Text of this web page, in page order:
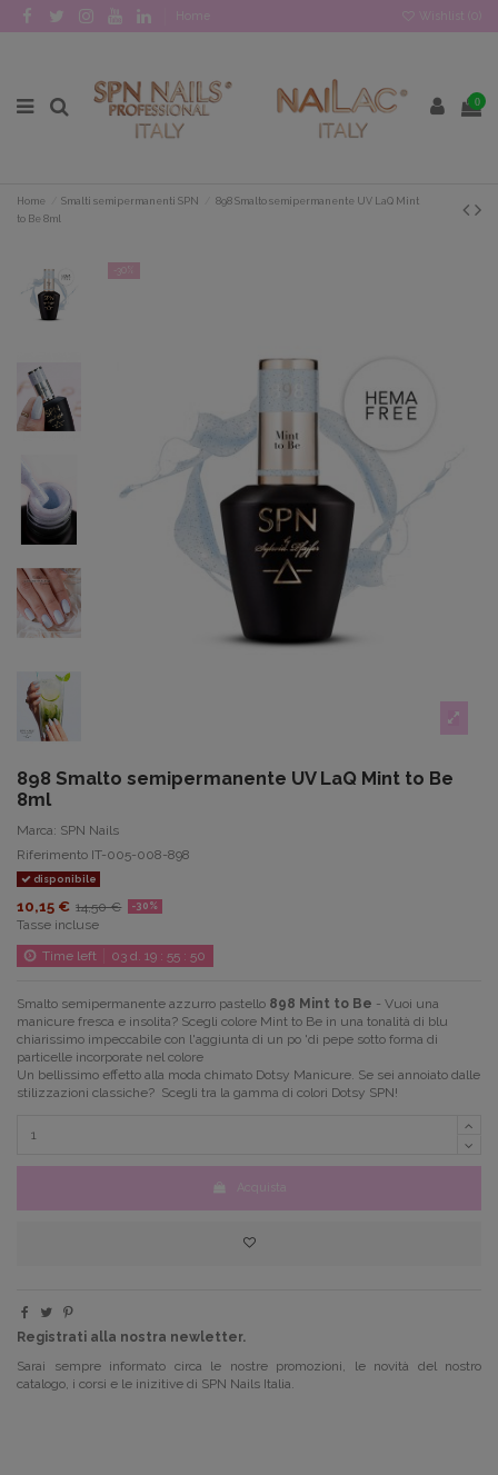
Home Wishlist (
0
Home Smalti semipermanenti SPN
898 Smalto semipermanente UV LaQ Mint
to Be 8ml
-30%
898 Smalto semipermanente UV LaQ Mint to Be
8ml
Marca: SPN Nails
Riferimento IT-005-008-898
disponibile
10,15 € 14,50 € -30%
Tasse incluse
Time left
03 d. 19 :55 :50
Smalto semipermanente azzurro pastello 898 Mint to Be - Vuoi una
manicure fresca e insolita? Scegli colore Mint to Be in una tonalità di blu
chiarissimo impeccabile con l'aggiunta di un po 'di pepe sotto forma di
particelle incorporate nel colore
Un bellissimo effetto alla moda chimato Dotsy Manicure. Se sei annoiato dalle
stilizzazioni classiche? Scegli tra la gamma di colori Dotsy SPN!
Acquista
Registrati alla nostra newletter.
Sarai sempre informato circa le nostre promozioni, le novità del nostro
catalogo, i corsi e le inizitive di SPN Nails Italia.